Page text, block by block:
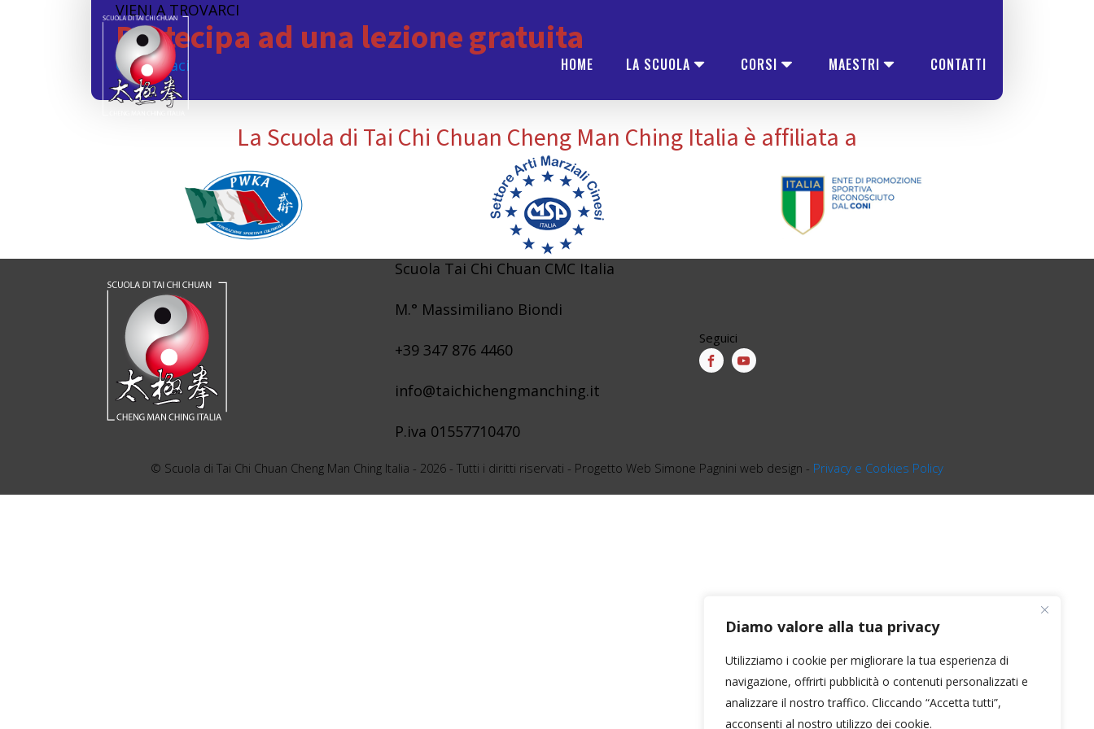
Diamo valore alla tua privacy
Utilizziamo i cookie per migliorare la tua esperienza di
navigazione, offrirti pubblicità o contenuti personalizzati e
analizzare il nostro traffico. Cliccando “Accetta tutti”,
acconsenti al nostro utilizzo dei cookie.
HOME LA SCUOLA CORSI MAESTRI CONTATTI
VIENI A TROVARCI
Partecipa ad una lezione gratuita
Contattaci
La Scuola di Tai Chi Chuan Cheng Man Ching Italia è affiliata a
Scuola Tai Chi Chuan CMC Italia
M.° Massimiliano Biondi
+39 347 876 4460
info@taichichengmanching.it
P.iva 01557710470
Seguici
© Scuola di Tai Chi Chuan Cheng Man Ching Italia - 2026 - Tutti i diritti riservati - Progetto Web Simone Pagnini web design - Privacy e Cookies Policy